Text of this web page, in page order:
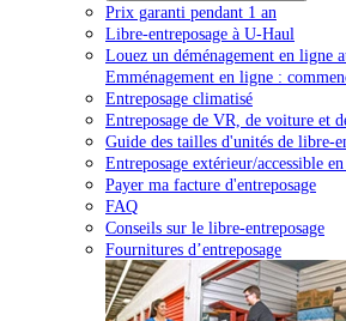
Prix garanti pendant 1 an
Libre-entreposage à U-Haul
Louez un déménagement en ligne
Emménagement en ligne :
Entreposage climatisé
Entreposage de VR, de voiture et
Guide des tailles d'unités de libre-
Entreposage extérieur/accessible
Payer ma facture d'entreposage
FAQ
Conseils sur le libre-entreposage
Fournitures d’entreposage